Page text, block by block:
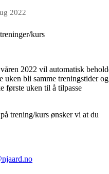
2022
kurs
2022 vil automatisk
uken bli samme treningstider og
første uken til å tilpasse
trening/kurs ønsker vi at du